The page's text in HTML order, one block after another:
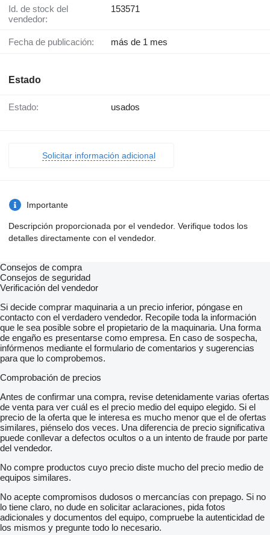
Id. de stock del
vendedor:
153571
Fecha de publicación: más de 1 mes
Estado
Estado: usados
Solicitar información adicional
Importante
Descripción proporcionada por el vendedor. Verifique todos los
detalles directamente con el vendedor.
Consejos de compra
Consejos de seguridad
Verificación del vendedor
Si decide comprar maquinaria a un precio inferior, póngase en
contacto con el verdadero vendedor. Recopile toda la información
que le sea posible sobre el propietario de la maquinaria. Una forma
de engaño es presentarse como empresa. En caso de sospecha,
infórmenos mediante el formulario de comentarios y sugerencias
para que lo comprobemos.
Comprobación de precios
Antes de confirmar una compra, revise detenidamente varias ofertas
de venta para ver cuál es el precio medio del equipo elegido. Si el
precio de la oferta que le interesa es mucho menor que el de ofertas
similares, piénselo dos veces. Una diferencia de precio significativa
puede conllevar a defectos ocultos o a un intento de fraude por parte
del vendedor.
No compre productos cuyo precio diste mucho del precio medio de
equipos similares.
No acepte compromisos dudosos o mercancías con prepago. Si no
lo tiene claro, no dude en solicitar aclaraciones, pida fotos
adicionales y documentos del equipo, compruebe la autenticidad de
los mismos y pregunte todo lo necesario.